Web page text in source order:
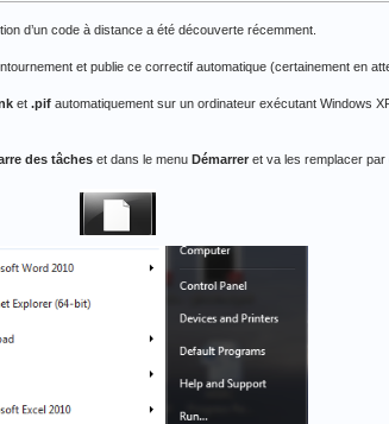
d’un code à distance a été découverte récemment.
et publie ce correctif automatique (certainement en
et .pif automatiquement sur un ordinateur exécutant Windows
des tâches et dans le menu Démarrer et va les remplacer